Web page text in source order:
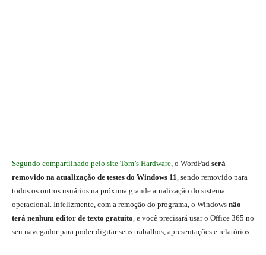
Segundo compartilhado pelo site Tom’s Hardware, o WordPad será
removido na atualização de testes do Windows 11, sendo removido para
todos os outros usuários na próxima grande atualização do sistema
operacional. Infelizmente, com a remoção do programa, o Windows não
terá nenhum editor de texto gratuito, e você precisará usar o Office 365 no
seu navegador para poder digitar seus trabalhos, apresentações e relatórios.